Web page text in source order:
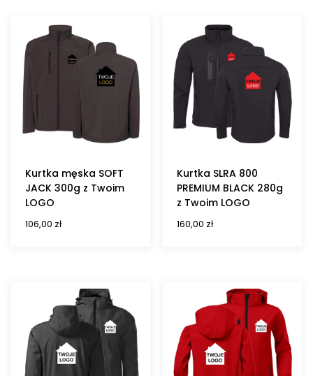
Kurtka męska SOFT
JACK 300g z Twoim
LOGO
106,00 zł
Kurtka SLRA 800
PREMIUM BLACK 280g
z Twoim LOGO
160,00 zł